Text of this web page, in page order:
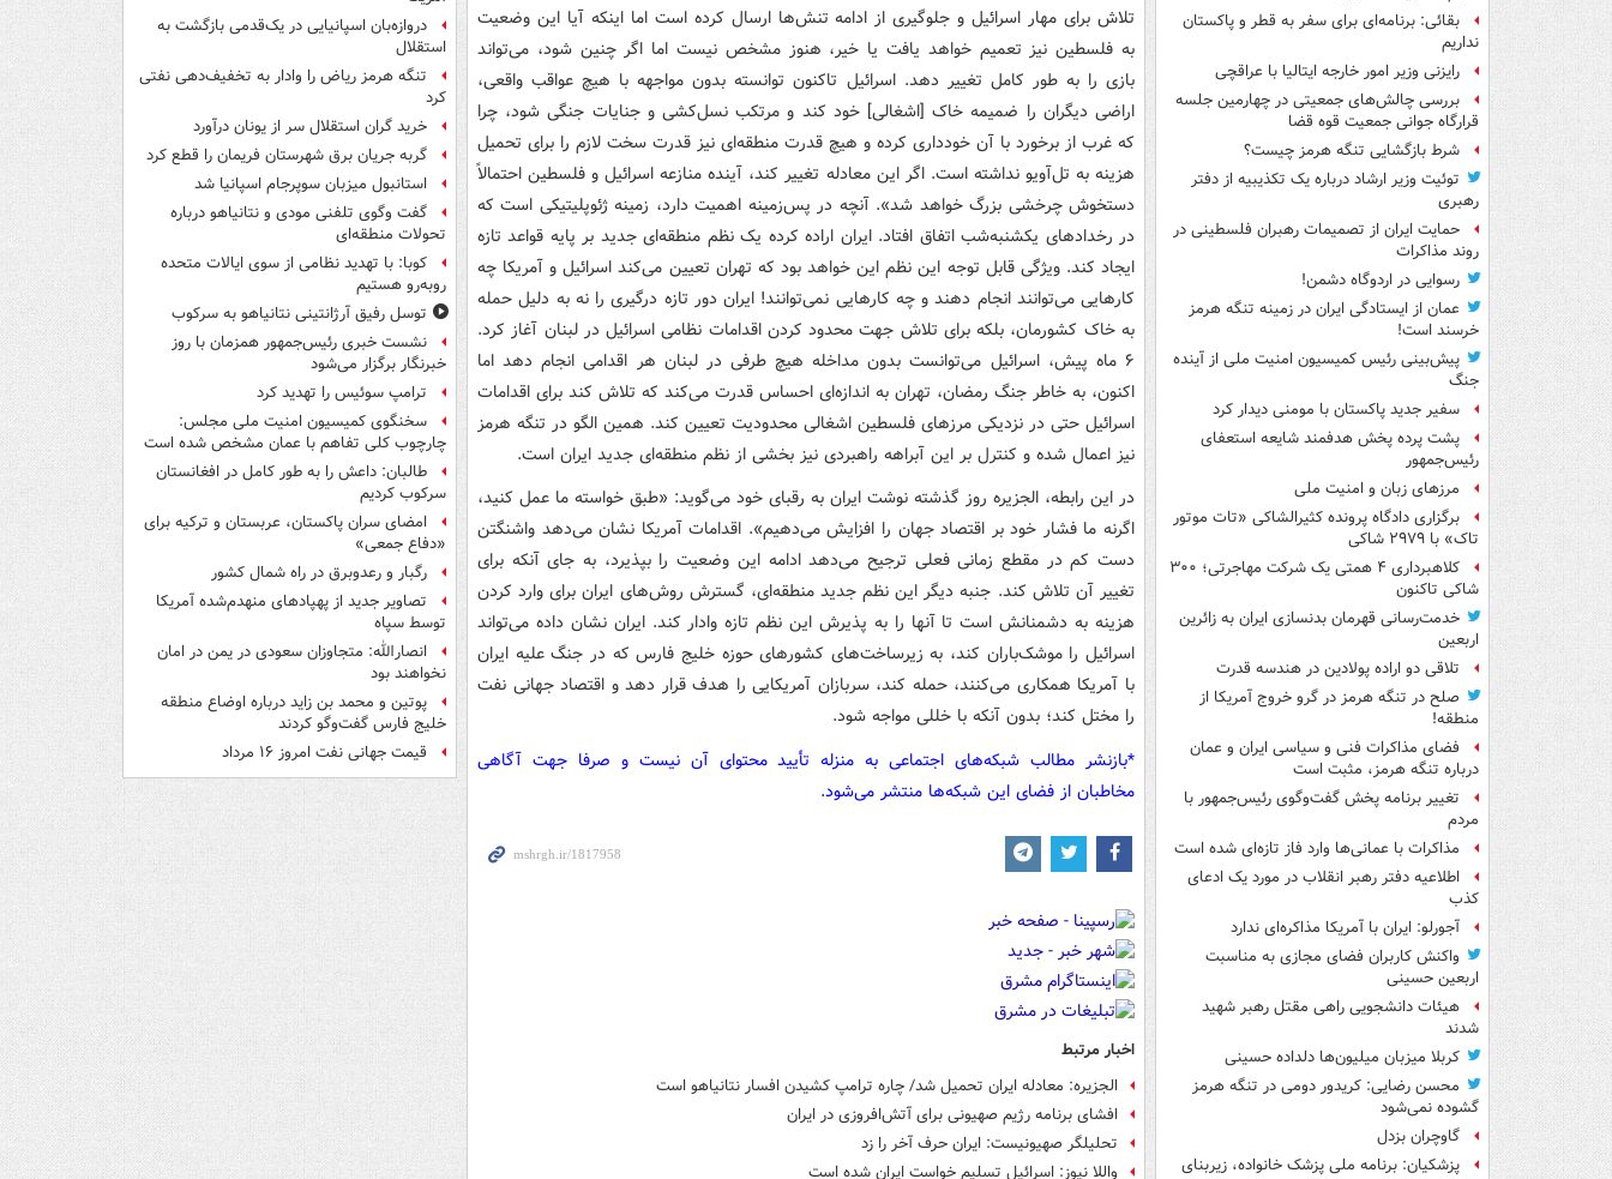
بقائی: برنامه‌ای برای سفر به قطر و پاکستان
نداریم
رایزنی وزیر امور خارجه ایتالیا با عراقچی
بررسی چالش‌های جمعیتی در چهارمین جلسه
قرارگاه جوانی جمعیت قوه قضا
شرط بازگشایی تنگه هرمز چیست؟
توئیت وزیر ارشاد درباره یک تکذیبیه از دفتر
رهبری
حمایت ایران از تصمیمات رهبران فلسطینی در
روند مذاکرات
رسوایی در اردوگاه دشمن!
عمان از ایستادگی ایران در زمینه تنگه هرمز
خرسند است!
پیش‌بینی رئیس کمیسیون امنیت ملی از آینده
جنگ
سفیر جدید پاکستان با مومنی دیدار کرد
پشت پرده پخش هدفمند شایعه استعفای
رئیس‌جمهور
مرزهای زبان و امنیت ملی
برگزاری دادگاه پرونده کثیرالشاکی «تات موتور
تاک» با ۲۹۷۹ شاکی
کلاهبرداری ۴ همتی یک شرکت مهاجرتی؛ ۳۰۰
شاکی تاکنون
خدمت‌رسانی قهرمان بدنسازی ایران به زائرین
اربعین
تلاقی دو اراده پولادین در هندسه قدرت
صلح در تنگه هرمز در گرو خروج آمریکا از
منطقه!
فضای مذاکرات فنی و سیاسی ایران و عمان
درباره تنگه هرمز، مثبت است
تغییر برنامه پخش گفت‌وگوی رئیس‌جمهور با
مردم
مذاکرات با عمانی‌ها وارد فاز تازه‌ای شده است
اطلاعیه دفتر رهبر انقلاب در مورد یک ادعای
کذب
آجورلو: ایران با آمریکا مذاکره‌ای ندارد
واکنش کاربران فضای مجازی به مناسبت
اربعین حسینی
هیئات دانشجویی راهی مقتل رهبر شهید
شدند
کربلا میزبان میلیون‌ها دلداده حسینی
محسن رضایی: کریدور دومی در تنگه هرمز
گشوده نمی‌شود
گاوچران بزدل
پزشکیان: برنامه ملی پزشک خانواده، زیربنای
تلاش برای مهار اسرائیل و جلوگیری از ادامه تنش‌ها ارسال کرده است اما اینکه آیا این وضعیت
به فلسطین نیز تعمیم خواهد یافت یا خیر، هنوز مشخص نیست اما اگر چنین شود، می‌تواند
بازی را به ‌طور کامل تغییر دهد. اسرائیل تاکنون توانسته بدون مواجهه با هیچ عواقب واقعی،
اراضی دیگران را ضمیمه خاک [اشغالی] خود کند و مرتکب نسل‌کشی و جنایات جنگی شود، چرا
که غرب از برخورد با آن خودداری کرده و هیچ قدرت منطقه‌ای نیز قدرت سخت لازم را برای تحمیل
هزینه به تل‌آویو نداشته است. اگر این معادله تغییر کند، آینده منازعه اسرائیل و فلسطین احتمالاً
دستخوش چرخشی بزرگ خواهد شد». آنچه در پس‌زمینه اهمیت دارد، زمینه ژئوپلیتیکی است که
در رخدادهای یکشنبه‌شب اتفاق افتاد. ایران اراده کرده یک نظم منطقه‌ای جدید بر پایه قواعد تازه
ایجاد کند. ویژگی قابل توجه این نظم این خواهد بود که تهران تعیین می‌کند اسرائیل و آمریکا چه
کارهایی می‌توانند انجام دهند و چه کارهایی نمی‌توانند! ایران دور تازه درگیری را نه به دلیل حمله
به خاک کشورمان، بلکه برای تلاش جهت محدود کردن اقدامات نظامی اسرائیل در لبنان آغاز کرد.
۶ ماه پیش، اسرائیل می‌توانست بدون مداخله هیچ طرفی در لبنان هر اقدامی انجام دهد اما
اکنون، به خاطر جنگ رمضان، تهران به اندازه‌ای احساس قدرت می‌کند که تلاش کند برای اقدامات
اسرائیل حتی در نزدیکی مرزهای فلسطین اشغالی محدودیت تعیین کند. همین الگو در تنگه هرمز
نیز اعمال شده و کنترل بر این آبراهه راهبردی نیز بخشی از نظم منطقه‌ای جدید ایران است.
در این رابطه، الجزیره روز گذشته نوشت ایران به رقبای خود می‌گوید: «طبق خواسته ما عمل کنید،
اگرنه ما فشار خود بر اقتصاد جهان را افزایش می‌دهیم». اقدامات آمریکا نشان می‌دهد واشنگتن
دست کم در مقطع زمانی فعلی ترجیح می‌دهد ادامه این وضعیت را بپذیرد، به جای آنکه برای
تغییر آن تلاش کند. جنبه دیگر این نظم جدید منطقه‌ای، گسترش روش‌های ایران برای وارد کردن
هزینه به دشمنانش است تا آنها را به پذیرش این نظم تازه وادار کند. ایران نشان داده می‌تواند
اسرائیل را موشک‌باران کند، به زیرساخت‌های کشورهای حوزه خلیج فارس که در جنگ علیه ایران
با آمریکا همکاری می‌کنند، حمله کند، سربازان آمریکایی را هدف قرار دهد و اقتصاد جهانی نفت
را مختل کند؛ بدون آنکه با خللی مواجه شود.
*بازنشر مطالب شبکه‌های اجتماعی به منزله تأیید محتوای آن نیست و صرفا جهت آگاهی
مخاطبان از فضای این شبکه‌ها منتشر می‌شود.
اخبار مرتبط
الجزیره: معادله ایران تحمیل شد/ چاره ترامپ کشیدن افسار نتانیاهو است
افشای برنامه رژیم صهیونی برای آتش‌افروزی در ایران
تحلیلگر صهیونیست: ایران حرف آخر را زد
واللا نیوز: اسرائیل تسلیم خواست ایران شده است
دروازه‌بان اسپانیایی در یک‌قدمی بازگشت به
استقلال
تنگه هرمز ریاض را وادار به تخفیف‌دهی نفتی
کرد
خرید گران استقلال سر از یونان درآورد
گربه جریان برق شهرستان فریمان را قطع کرد
استانبول میزبان سوپرجام اسپانیا شد
گفت وگوی تلفنی مودی و نتانیاهو درباره
تحولات منطقه‌ای
کوبا: با تهدید نظامی از سوی ایالات متحده
روبه‌رو هستیم
توسل رفیق آرژانتینی نتانیاهو به سرکوب
نشست خبری رئیس‌جمهور همزمان با روز
خبرنگار برگزار می‌شود
ترامپ سوئیس را تهدید کرد
سخنگوی کمیسیون امنیت ملی مجلس:
چارچوب کلی تفاهم با عمان مشخص شده است
طالبان: داعش را به طور کامل در افغانستان
سرکوب کردیم
امضای سران پاکستان، عربستان و ترکیه برای
«دفاع جمعی»
رگبار و رعدوبرق در راه شمال کشور
تصاویر جدید از پهپادهای منهدم‌شده آمریکا
توسط سپاه
انصارالله: متجاوزان سعودی در یمن در امان
نخواهند بود
پوتین و محمد بن زاید درباره اوضاع منطقه
خلیج فارس گفت‌وگو کردند
قیمت جهانی نفت امروز ۱۶ مرداد